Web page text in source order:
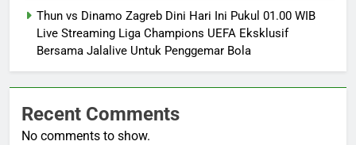
Thun vs Dinamo Zagreb Dini Hari Ini Pukul 01.00 WIB
Live Streaming Liga Champions UEFA Eksklusif
Bersama Jalalive Untuk Penggemar Bola
Recent Comments
No comments to show.